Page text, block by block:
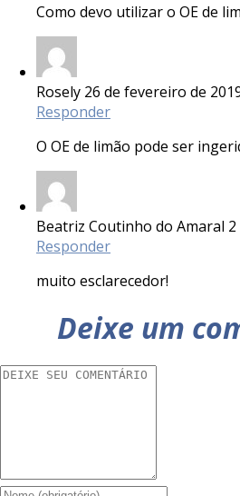
Como devo utilizar o OE de
Rosely 26 de fevereiro de
Responder
O OE de limão pode ser
Beatriz Coutinho do Amaral
Responder
muito esclarecedor!
Deixe um